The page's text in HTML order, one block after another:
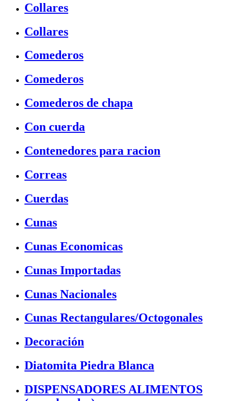
Collares
Collares
Comederos
Comederos
Comederos de chapa
Con cuerda
Contenedores para racion
Correas
Cuerdas
Cunas
Cunas Economicas
Cunas Importadas
Cunas Nacionales
Cunas Rectangulares/Octogonales
Decoración
Diatomita Piedra Blanca
DISPENSADORES ALIMENTOS